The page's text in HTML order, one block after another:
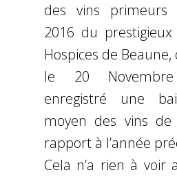
des vins primeurs
2016 du
Hospices de Beaune,
le 20
enregistré une
moyen des vins
rapport à l’année
Cela n’a rien à voir